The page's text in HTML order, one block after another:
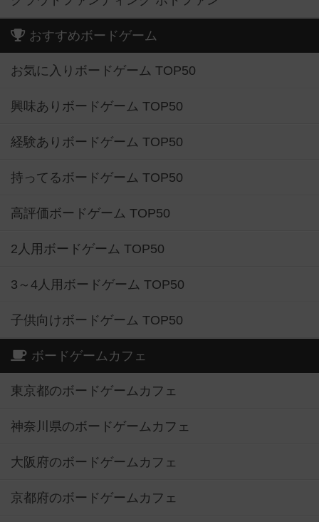
おすすめボードゲーム
お気に入りボードゲーム TOP50
興味ありボードゲーム TOP50
経験ありボードゲーム TOP50
持ってるボードゲーム TOP50
高評価ボードゲーム TOP50
2人用ボードゲーム TOP50
3～4人用ボードゲーム TOP50
子供向けボードゲーム TOP50
ボードゲームカフェ
東京都のボードゲームカフェ
神奈川県のボードゲームカフェ
大阪府のボードゲームカフェ
京都府のボードゲームカフェ